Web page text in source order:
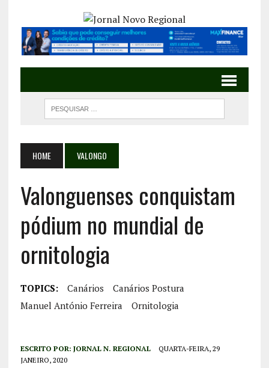
HOME VALONGO
Valonguenses conquistam
pódium no mundial de
ornitologia
TOPICS: Canários
Canários Postura
Manuel António Ferreira
Ornitologia
ESCRITO POR: JORNAL N. REGIONAL
QUARTA-FEIRA, 29
JANEIRO, 2020